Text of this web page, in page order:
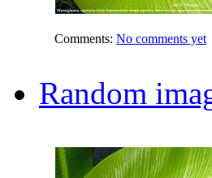
Comments: No comments yet
Random